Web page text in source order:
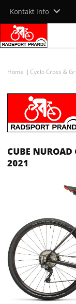
content
Kontakt info
Home Cyclo Cross &
CUBE NUROAD
2021